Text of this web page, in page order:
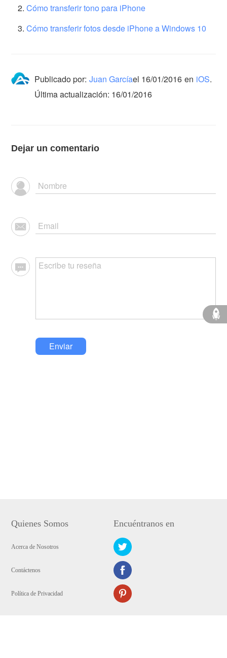
Cómo transferir tono para iPhone
Cómo transferir fotos desde iPhone a Windows 10
Publicado por: Juan Garcíael 16/01/2016 en iOS.
Última actualización: 16/01/2016
Dejar un comentario
Enviar
Quienes Somos
Acerca de Nosotros
Contáctenos
Política de Privacidad
Encuéntranos en